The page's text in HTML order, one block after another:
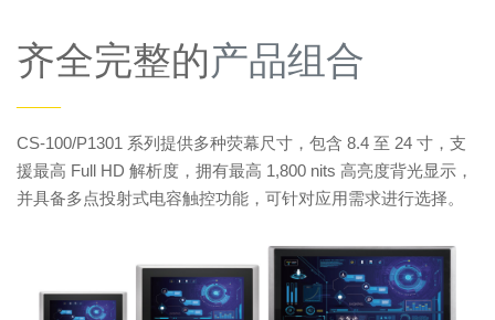
齐全完整的产品组合
——
CS-100/P1301 系列提供多种荧幕尺寸，包含 8.4 至 24 寸，支
援最高 Full HD 解析度，拥有最高 1,800 nits 高亮度背光显示，
并具备多点投射式电容触控功能，可针对应用需求进行选择。